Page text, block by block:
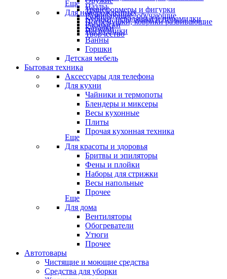
Трансформеры и фигурки
Кубики, неваляшки и пирамидки
Каталки
Пазлы
Развивающие, обучающие
Раскраски
Творчество
Еще
Для новорожденных
Погремушки, коврики развивающие
Нагрудники
Ванны
Горшки
Детская мебель
Бытовая техника
Аксессуары для телефона
Для кухни
Чайники и термопоты
Блендеры и миксеры
Весы кухонные
Плиты
Прочая кухонная техника
Еще
Для красоты и здоровья
Бритвы и эпиляторы
Фены и плойки
Наборы для стрижки
Весы напольные
Прочее
Еще
Для дома
Вентиляторы
Обогреватели
Утюги
Прочее
Автотовары
Чистящие и моющие средства
Средства для уборки